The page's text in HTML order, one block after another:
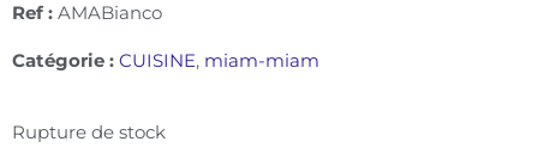
Ref : AMABianco
Catégorie : CUISINE, miam-miam
Rupture de stock